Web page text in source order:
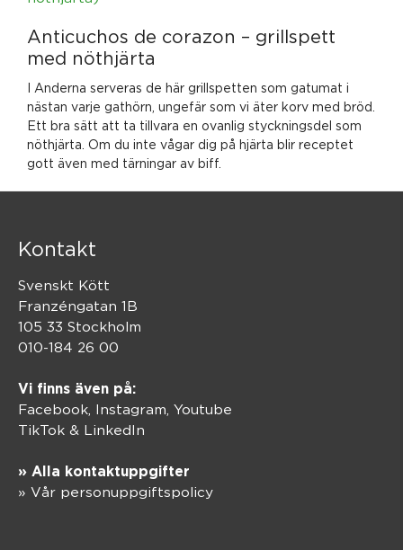
Anticuchos de corazon – grillspett
med nöthjärta
I Anderna serveras de här grillspetten som gatumat i
nästan varje gathörn, ungefär som vi äter korv med bröd.
Ett bra sätt att ta tillvara en ovanlig styckningsdel som
nöthjärta. Om du inte vågar dig på hjärta blir receptet
gott även med tärningar av biff.
Kontakt
Svenskt Kött
Franzéngatan 1B
105 33 Stockholm
010-184 26 00
Vi finns även på:
Facebook, Instagram Youtube
TikTok & LinkedIn
» Alla kontaktuppgifter
» Vår personuppgiftspolicy